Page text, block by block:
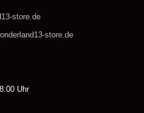
store.de
store.de
Uhr